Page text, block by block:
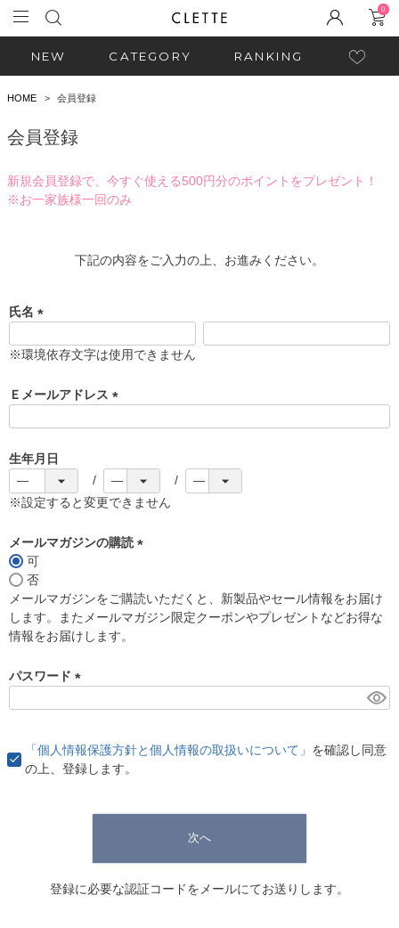
0
NEW CATEGORY RANKING
HOME 会員登録
会員登録
新規会員登録で、今すぐ使える500円分のポイントをプレゼント！
※お一家族様一回のみ
下記の内容をご入力の上、お進みください。
氏名
必
)
※環境依存文字は使用できません
Ｅメールアドレス
)
生年月日
※設定すると変更できません
メールマガジンの購読
須
)
可
否
メールマガジンをご購読いただくと、新製品やセール情報をお届け
します。またメールマガジン限定クーポンやプレゼントなどお得な
情報をお届けします。
パスワード
)
「個人情報保護方針と個人情報の取扱いについて」 を確認し同意
の上、登録します。
次へ
登録に必要な認証コードをメールにてお送りします。